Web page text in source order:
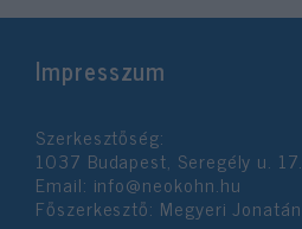
Impresszum
Szerkesztőség:
1037 Budapest, Seregély u. 17.
Email: info@neokohn.hu
Főszerkesztő: Megyeri Jonatán